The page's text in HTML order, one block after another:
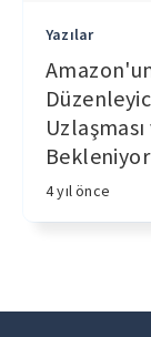
Yazılar
Bekleniyor
4 yıl önce